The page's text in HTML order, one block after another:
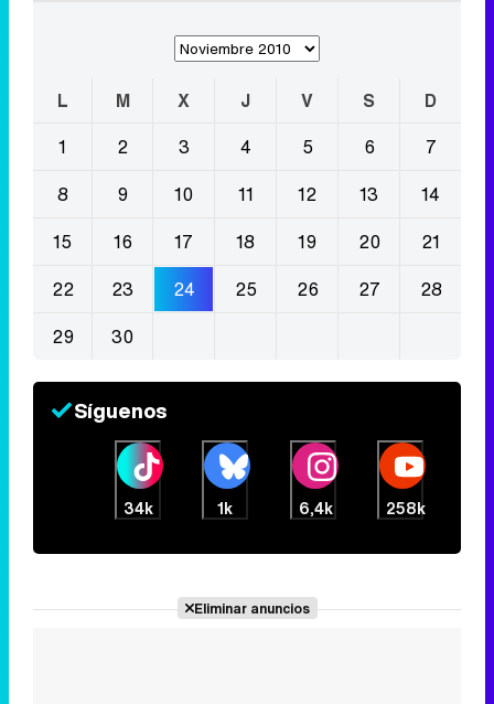
L M X J V S
D
1
2 3 4 5 6
7
8
9 10 11 12 13
14
15
16 17 18 19 20
21
22
23 24 25 26 27
28
29
30
Síguenos
34k 1k 6,4k 258k
Eliminar anuncios